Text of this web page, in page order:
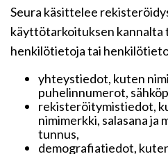
Seura käsittelee
käyttötarkoituksen kannalta
henkilötietoja tai
yhteystiedot, kuten
puhelinnumerot,
rekisteröitymistiedot,
nimimerkki, salasana ja
tunnus,
demografiatiedot,